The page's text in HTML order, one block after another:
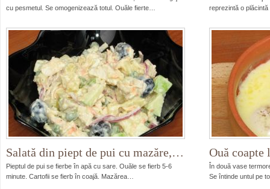
cu pesmetul. Se omogenizează totul. Ouăle fierte…
reprezintă o
Salată din piept de pui cu mazăre,…
Pieptul de pui se fierbe în apă cu sare. Ouăle se fierb 5-6
minute. Cartofii se fierb în coajă. Mazărea…
Ouă coapte
În două vase
Se întinde untul pe